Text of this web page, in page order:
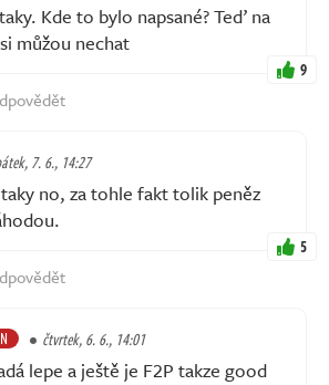
Kde to bylo napsané? Teď na
můžou nechat
9
7. 6., 14:27
no, za tohle fakt tolik peněz
5
čtvrtek, 6. 6., 14:01
lepe a ještě je F2P takze good